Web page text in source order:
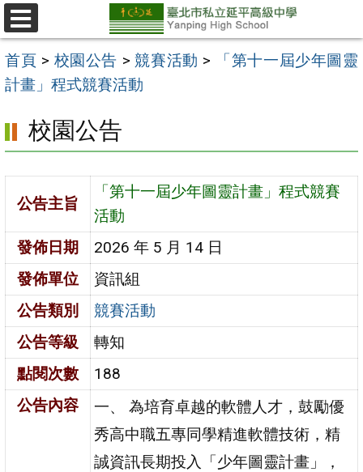
跳
至
主
要
區
選
單
首頁 > 校園公告 >競賽活動 >
「第十一屆少年圖靈
計畫」程式競賽活動
校園公告
公告主旨
「第十一屆少年圖靈計畫」程式競賽
活動
發佈日期
2026 年 5 月 14 日
發佈單位
資訊組
公告類別
競賽活動
公告等級
轉知
點閱次數
188
公告內容
一、 為培育卓越的軟體人才，鼓勵優
秀高中職五專同學精進軟體技術，精
誠資訊長期投入「少年圖靈計畫」，